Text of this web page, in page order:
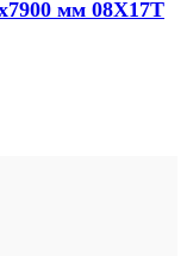
мм 08Х17Т